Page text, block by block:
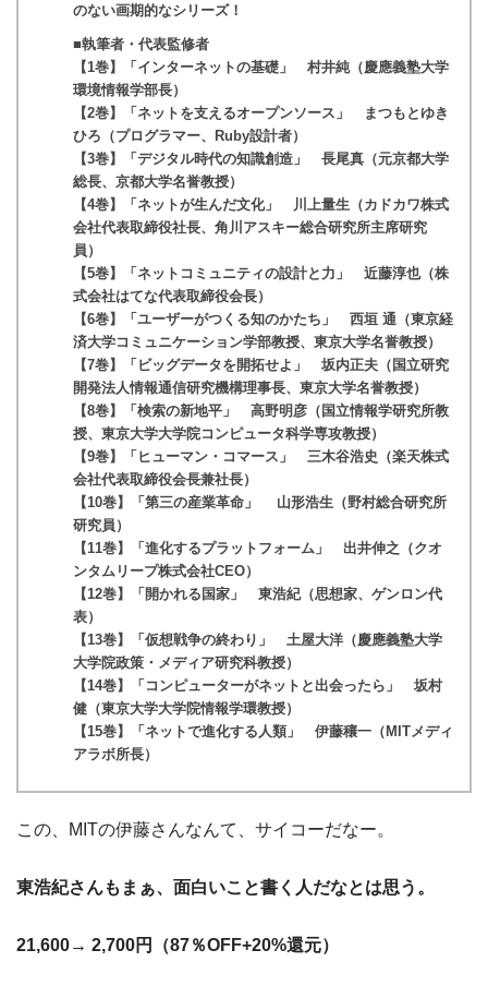
のない画期的なシリーズ！
■執筆者・代表監修者
【1巻】「インターネットの基礎」 村井純（慶應義塾大学
環境情報学部長）
【2巻】「ネットを支えるオープンソース」 まつもとゆき
ひろ（プログラマー、Ruby設計者）
【3巻】「デジタル時代の知識創造」 長尾真（元京都大学
総長、京都大学名誉教授）
【4巻】「ネットが生んだ文化」 川上量生（カドカワ株式
会社代表取締役社長、角川アスキー総合研究所主席研究
員）
【5巻】「ネットコミュニティの設計と力」 近藤淳也（株
式会社はてな代表取締役会長）
【6巻】「ユーザーがつくる知のかたち」 西垣 通（東京経
済大学コミュニケーション学部教授、東京大学名誉教授）
【7巻】「ビッグデータを開拓せよ」 坂内正夫（国立研究
開発法人情報通信研究機構理事長、東京大学名誉教授）
【8巻】「検索の新地平」 高野明彦（国立情報学研究所教
授、東京大学大学院コンピュータ科学専攻教授）
【9巻】「ヒューマン・コマース」 三木谷浩史（楽天株式
会社代表取締役会長兼社長）
【10巻】「第三の産業革命」 山形浩生（野村総合研究所
研究員）
【11巻】「進化するプラットフォーム」 出井伸之（クオ
ンタムリープ株式会社CEO）
【12巻】「開かれる国家」 東浩紀（思想家、ゲンロン代
表）
【13巻】「仮想戦争の終わり」 土屋大洋（慶應義塾大学
大学院政策・メディア研究科教授）
【14巻】「コンピューターがネットと出会ったら」 坂村
健（東京大学大学院情報学環教授）
【15巻】「ネットで進化する人類」 伊藤穰一（MITメディ
アラボ所長）
この、MITの伊藤さんなんて、サイコーだなー。
東浩紀さんもまぁ、面白いこと書く人だなとは思う。
21,600→ 2,700円（87％OFF+20%還元）